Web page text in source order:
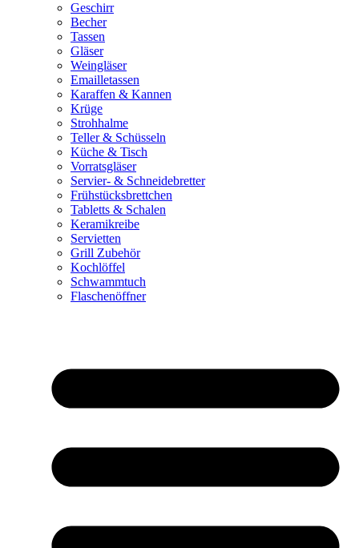
Geschirr
Becher
Tassen
Gläser
Weingläser
Emailletassen
Karaffen & Kannen
Krüge
Strohhalme
Teller & Schüsseln
Küche & Tisch
Vorratsgläser
Servier- & Schneidebretter
Frühstücksbrettchen
Tabletts & Schalen
Keramikreibe
Servietten
Grill Zubehör
Kochlöffel
Schwammtuch
Flaschenöffner